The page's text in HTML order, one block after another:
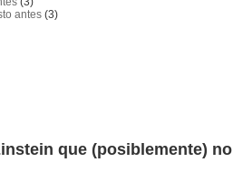
antes(3)
que (posiblemente) no